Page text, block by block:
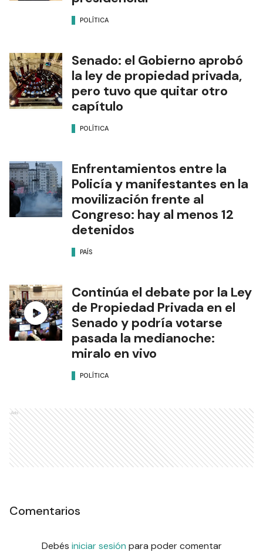
POLÍTICA
Senado: el Gobierno aprobó
la ley de propiedad privada,
pero tuvo que quitar otro
capítulo
POLÍTICA
Enfrentamientos entre la
Policía y manifestantes en la
movilización frente al
Congreso: hay al menos 12
detenidos
PAÍS
Continúa el debate por la Ley
de Propiedad Privada en el
Senado y podría votarse
pasada la medianoche:
miralo en vivo
POLÍTICA
Ads
Comentarios
Debés iniciar sesión para poder comentar